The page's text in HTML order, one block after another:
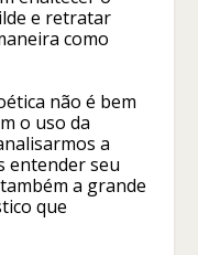
e retratar
como
não é bem
o uso da
a
entender seu
a grande
que